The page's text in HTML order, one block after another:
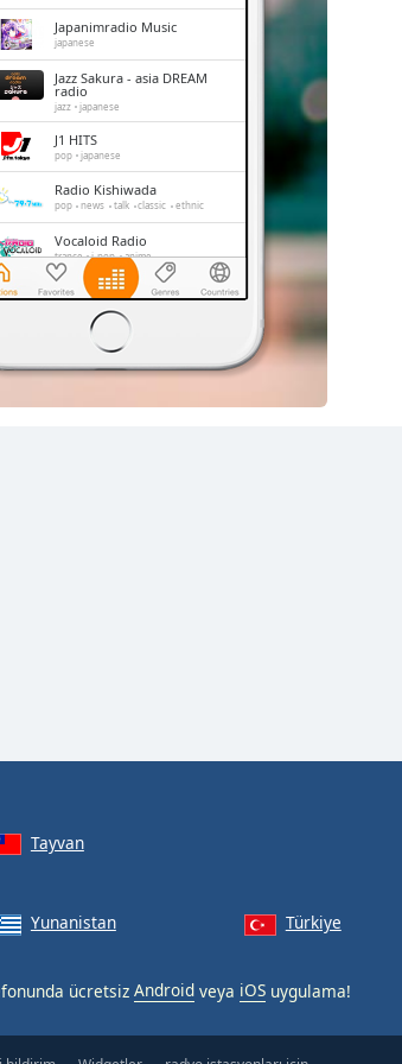
Japanimradio Music
japanese
Jazz Sakura - asia DREAM
radio
jazz japanese
J1 HITS
pop japanese
Radio Kishiwada
pop news talk classic ethnic
Vocaloid Radio
trance j-pop anime
Shonan Beach FM
FM 845
japan
Tayvan
Yunanistan Türkiye
ücretsiz Android veya iOS uygulama!